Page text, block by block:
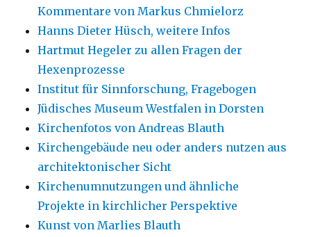
Kommentare von Markus Chmielorz
Hanns Dieter Hüsch, weitere Infos
Hartmut Hegeler zu allen Fragen der
Hexenprozesse
Institut für Sinnforschung, Fragebogen
Jüdisches Museum Westfalen in Dorsten
Kirchenfotos von Andreas Blauth
Kirchengebäude neu oder anders nutzen aus
architektonischer Sicht
Kirchenumnutzungen und ähnliche
Projekte in kirchlicher Perspektive
Kunst von Marlies Blauth